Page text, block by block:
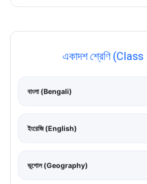
একাদশ শ্রেণি
বাংলা (Bengali)
ইংরেজি (English)
ভূগোল (Geography)